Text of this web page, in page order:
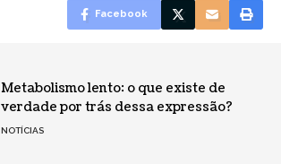
Facebook
Metabolismo lento: o que existe de
verdade por trás dessa expressão?
NOTÍCIAS